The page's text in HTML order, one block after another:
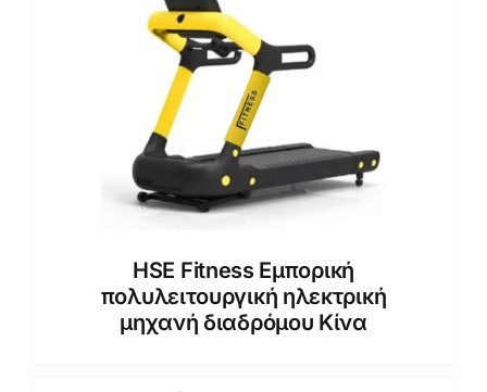
HSE Fitness Εμπορική
πολυλειτουργική ηλεκτρική
μηχανή διαδρόμου Κίνα